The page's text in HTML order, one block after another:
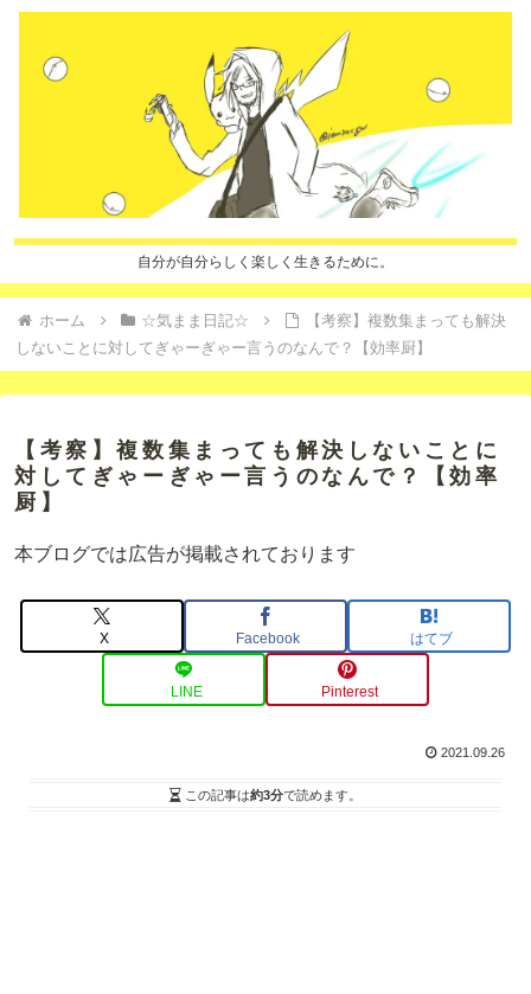
自分が自分らしく楽しく生きるために。
ホーム ☆気まま日記☆
【考察】複数集まっても解決
しないことに対してぎゃーぎゃー言うのなんで？【効率厨】
【考察】複数集まっても解決しないことに
対してぎゃーぎゃー言うのなんで？【効率
厨】
本ブログでは広告が掲載されております
X Facebook はてブ
LINE Pinterest
2021.09.26
この記事は約3分で読めます。